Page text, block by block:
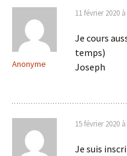
Anonyme
11 février 2020
Je cours
temps)
Joseph
15 février 2020
Je suis